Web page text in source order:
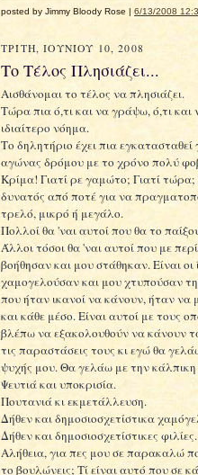
posted by Jimmy Bloody Rose | 6/13/2008
ΤΡΊΤΗ, ΙΟΥΝΊΟΥ 10, 2008
Το Τέλος Πλησιάζει...
Αισθάνομαι το τέλος να πλησιάζει.
Τώρα πια ό,τι και να γράψω, ό,τι
ιδιαίτερο νόημα.
Το δηλητήριο έχει πια
αγώνας δρόμου με το χρόνο πολύ
Κρίμα! Γιατί ρε γαμώτο; Γιατί
δυνατός από ποτέ για να
τρελό, μικρό ή μεγάλο.
Πολλοί θα 'ναι αυτοί που θα το
Άλλοι τόσοι θα 'ναι αυτοί που με
βοήθησαν και μου στάθηκαν. Είναι
χαμογελούσαν και μου χτυπούσαν
που ήταν ικανοί να κάνουν, ήταν
και κάθε μέσο. Είναι αυτοί με τους
βλέπω να εξακολουθούν να κάνουν
τις παραστάσεις τους κι εγώ θα
ψυχής μου. Θα γελάω με την
Ψευτιά και υποκρισία.
Πουτανιά κι εκμετάλλευση.
Δήθεν και δημοσιοσχετίστικα
Δήθεν και δημοσιοσχετίστικες φιλίες.
Αλήθεια, για πες μου σε παρακαλώ
το βουλώνεις; Τί είναι αυτό που σε